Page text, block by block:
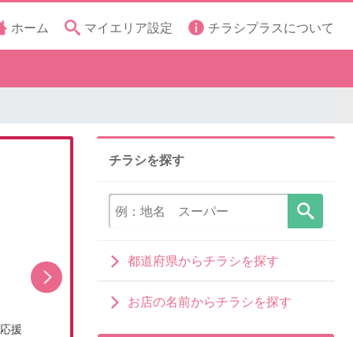
ホーム マイエリア設定 チラシプラスについて
援
チラシを探す
都道府県からチラシを探す
お店の名前からチラシを探す